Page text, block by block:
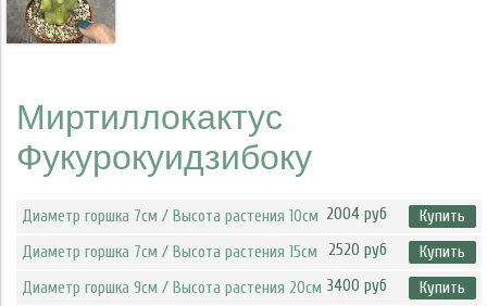
Миртиллокактус
Фукурокуидзибоку
Диаметр горшка 7см / Высота растения 10см 2004 руб
Купить
Диаметр горшка 7см / Высота растения 15см
2520 руб
Купить
Диаметр горшка 9см / Высота растения 20см 3400 руб Купить